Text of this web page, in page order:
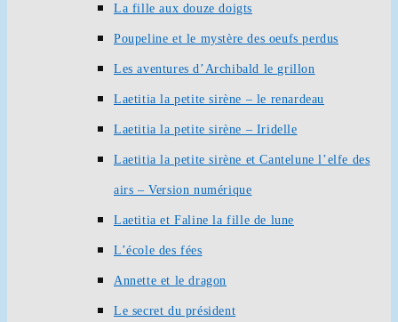
La fille aux douze doigts
Poupeline et le mystère des oeufs perdus
Les aventures d’Archibald le grillon
Laetitia la petite sirène – le renardeau
Laetitia la petite sirène – Iridelle
Laetitia la petite sirène et Cantelune l’elfe des
airs – Version numérique
Laetitia et Faline la fille de lune
L’école des fées
Annette et le dragon
Le secret du président